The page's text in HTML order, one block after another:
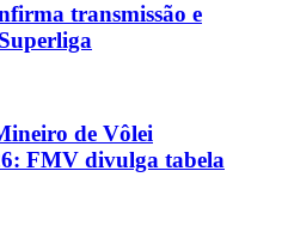
transmissão e
de Vôlei
FMV divulga tabela